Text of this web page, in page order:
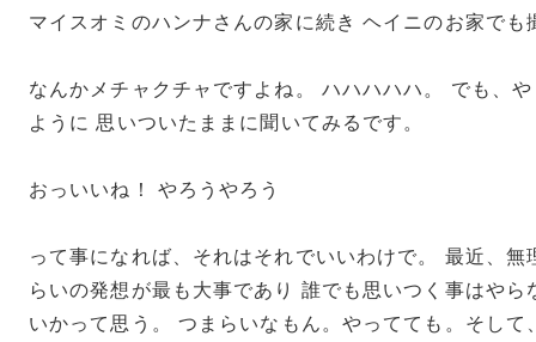
マイスオミのハンナさんの家に続き ヘイニのお家でも
なんかメチャクチャですよね。 ハハハハハ。 でも、
ように 思いついたままに聞いてみるです。
おっいいね！ やろうやろう
って事になれば、それはそれでいいわけで。 最近、無
らいの発想が最も大事であり 誰でも思いつく事はやら
いかって思う。 つまらいなもん。やってても。そして